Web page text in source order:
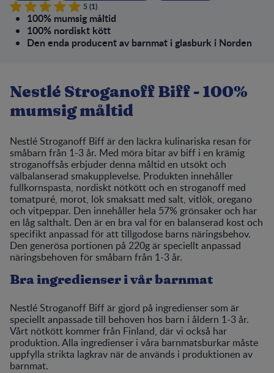
5 (1)
100% mumsig måltid
100% nordiskt kött
Den enda producent av barnmat i glasburk i Norden
Nestlé Stroganoff Biff - 100%
mumsig måltid
Nestlé Stroganoff Biff är den läckra kulinariska resan för
småbarn från 1-3 år. Med möra bitar av biff i en krämig
stroganoffsås erbjuder denna måltid en utsökt och
välbalanserad smakupplevelse. Produkten innehåller
fullkornspasta, nordiskt nötkött och en stroganoff med
tomatpuré, morot, lök smaksatt med salt, vitlök, oregano
och vitpeppar. Den innehåller hela 57% grönsaker och har
en låg salthalt. Den är en bra val för en balanserad kost och
specifikt anpassad för att tillgodose barns näringsbehov.
Den generösa portionen på 220g är speciellt anpassad
näringsbehoven för småbarn från 1-3 år.
Bra ingredienser i vår barnmat
Nestlé Stroganoff Biff är gjord på ingredienser som är
speciellt anpassade till behoven hos barn i åldern 1-3 år.
Vårt nötkött kommer från Finland, där vi också har
produktion. Alla ingredienser i våra barnmatsburkar måste
uppfylla strikta lagkrav när de används i produktionen av
barnmat.